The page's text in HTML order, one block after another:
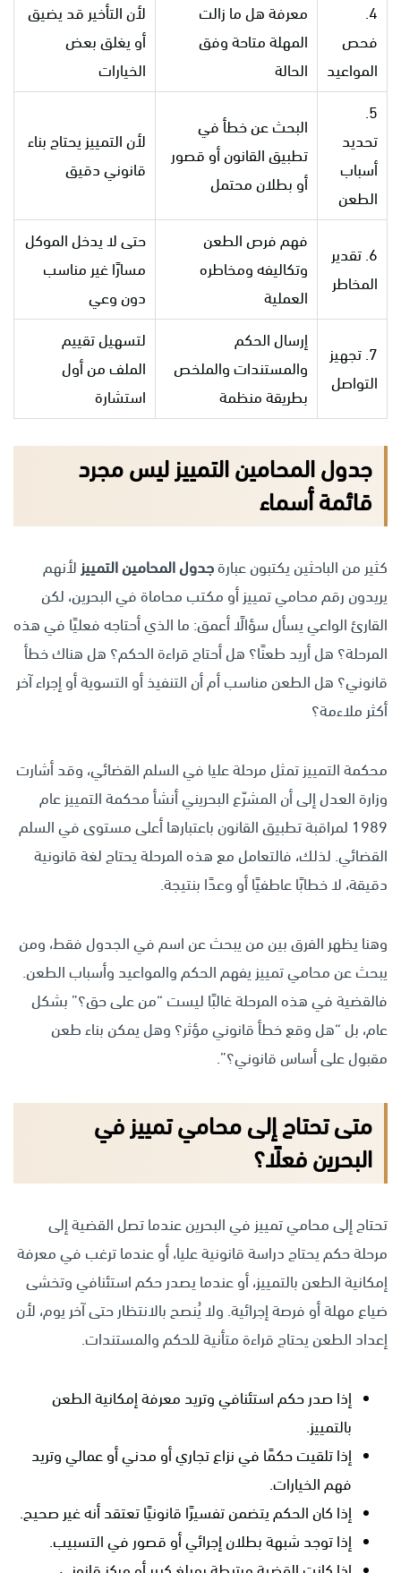
4.
فحص
المواعيد
معرفة هل ما زالت
المهلة متاحة وفق
الحالة
لأن التأخير قد يضيق
أو يغلق بعض
الخيارات
5.
تحديد
أسباب
الطعن
البحث عن خطأ في
تطبيق القانون أو قصور
أو بطلان محتمل
لأن التمييز يحتاج بناء
قانوني دقيق
6. تقدير
المخاطر
فهم فرص الطعن
وتكاليفه ومخاطره
العملية
حتى لا يدخل الموكل
مسارًا غير مناسب
دون وعي
7. تجهيز
التواصل
إرسال الحكم
والمستندات والملخص
بطريقة منظمة
لتسهيل تقييم
الملف من أول
استشارة
جدول المحامين التمييز ليس مجرد
قائمة أسماء
كثير من الباحثين يكتبون عبارةجدول المحامين التمييز لأنهم
يريدون رقم محامي تمييز أو مكتب محاماة في البحرين، لكن
القارئ الواعي يسأل سؤالًا أعمق: ما الذي أحتاجه فعليًا في هذه
المرحلة؟ هل أريد طعنًا؟ هل أحتاج قراءة الحكم؟ هل هناك خطأ
قانوني؟ هل الطعن مناسب أم أن التنفيذ أو التسوية أو إجراء آخر
أكثر ملاءمة؟
محكمة التمييز تمثل مرحلة عليا في السلم القضائي، وقد أشارت
وزارة العدل إلى أن المشرّع البحريني أنشأ محكمة التمييز عام
1989 لمراقبة تطبيق القانون باعتبارها أعلى مستوى في السلم
القضائي. لذلك، فالتعامل مع هذه المرحلة يحتاج لغة قانونية
دقيقة، لا خطابًا عاطفيًا أو وعدًا بنتيجة.
وهنا يظهر الفرق بين من يبحث عن اسم في الجدول فقط، ومن
يبحث عن محامي تمييز يفهم الحكم والمواعيد وأسباب الطعن.
فالقضية في هذه المرحلة غالبًا ليست “من على حق؟” بشكل
عام، بل “هل وقع خطأ قانوني مؤثر؟ وهل يمكن بناء طعن
مقبول على أساس قانوني؟”.
متى تحتاج إلى محامي تمييز في
البحرين فعلًا؟
تحتاج إلى محامي تمييز في البحرين عندما تصل القضية إلى
مرحلة حكم يحتاج دراسة قانونية عليا، أو عندما ترغب في معرفة
إمكانية الطعن بالتمييز، أو عندما يصدر حكم استئنافي وتخشى
ضياع مهلة أو فرصة إجرائية. ولا يُنصح بالانتظار حتى آخر يوم، لأن
إعداد الطعن يحتاج قراءة متأنية للحكم والمستندات.
إذا صدر حكم استئنافي وتريد معرفة إمكانية الطعن
بالتمييز.
إذا تلقيت حكمًا في نزاع تجاري أو مدني أو عمالي وتريد
فهم الخيارات.
إذا كان الحكم يتضمن تفسيرًا قانونيًا تعتقد أنه غير صحيح.
إذا توجد شبهة بطلان إجرائي أو قصور في التسبيب.